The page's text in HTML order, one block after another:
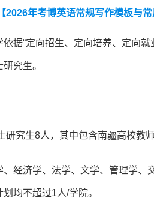
【2026年考博英语常规写作模板与常
据“定向招生、定向培养、定向
究生。
究生8人，其中包含南疆高校教
经济学、法学、文学、管理学
均不超过1人/学院。